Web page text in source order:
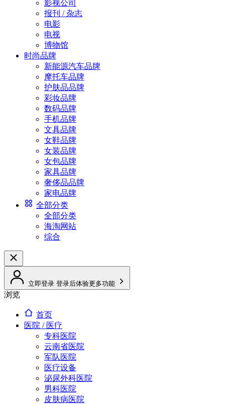
影视公司
报刊 / 杂志
电影
电视
博物馆
时尚品牌
新能源汽车品牌
摩托车品牌
护肤品品牌
彩妆品牌
数码品牌
手机品牌
文具品牌
女鞋品牌
女装品牌
女包品牌
家具品牌
奢侈品品牌
家电品牌
全部分类
全部分类
海淘网站
综合
立即登录 登录后体验更多功能
浏览
首页
医院 / 医疗
专科医院
云南省医院
军队医院
医疗设备
泌尿外科医院
男科医院
皮肤病医院